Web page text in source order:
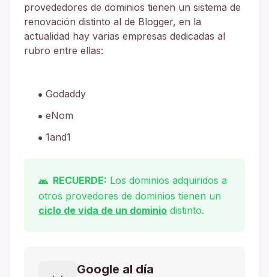
provededores de dominios tienen un sistema de
renovación distinto al de Blogger, en la
actualidad hay varias empresas dedicadas al
rubro entre ellas:
Godaddy
eNom
1and1
RECUERDE: Los dominios adquiridos a
otros provedores de dominios tienen un
ciclo de vida de un dominio distinto.
Google al día